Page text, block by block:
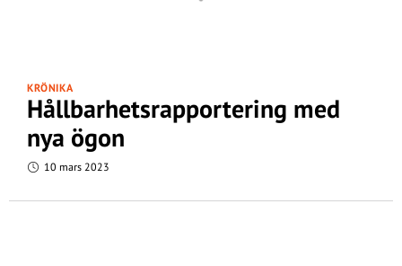
KRÖNIKA
Hållbarhetsrapportering med
nya ögon
10 mars 2023